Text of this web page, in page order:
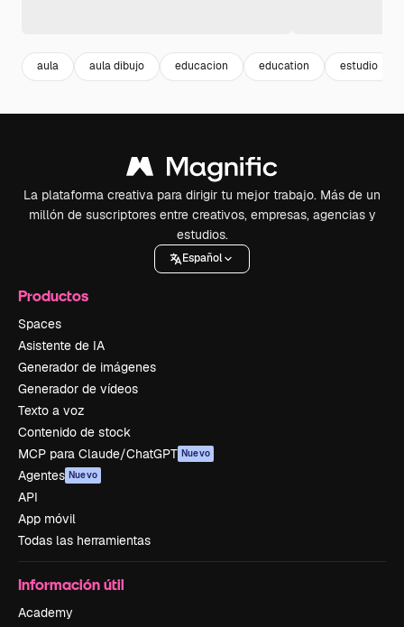
aula aula dibujo educacion education estudio
La plataforma creativa para dirigir tu mejor trabajo. Más de un
millón de suscriptores entre creativos, empresas, agencias y
estudios.
Español
Productos
Spaces
Asistente de IA
Generador de imágenes
Generador de vídeos
Texto a voz
Contenido de stock
MCP para Claude/ChatGPT Nuevo
Agentes Nuevo
API
App móvil
Todas las herramientas
Información útil
Academy